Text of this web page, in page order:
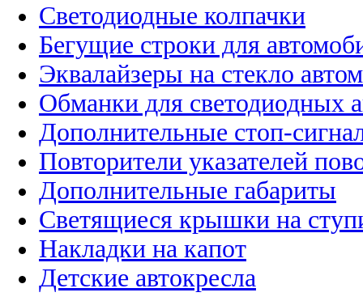
Светодиодные колпачки
Бегущие строки для
Эквалайзеры на стекло
Обманки для светодиодных
Дополнительные стоп-
Повторители указателей
Дополнительные габариты
Светящиеся крышки на
Накладки на капот
Детские автокресла